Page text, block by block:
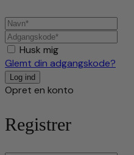
Husk mig
Glemt din adgangskode?
Opret en konto
Registrer